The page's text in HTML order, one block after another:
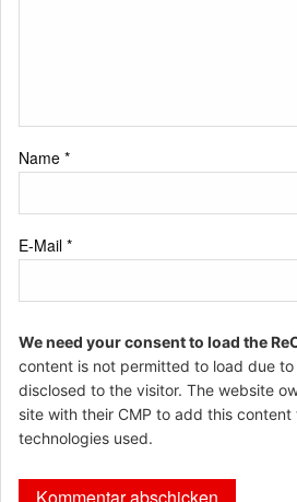
Name *
E-Mail *
We need your consent to load the
content is not permitted to load due
disclosed to the visitor. The website
site with their CMP to add this
technologies used.